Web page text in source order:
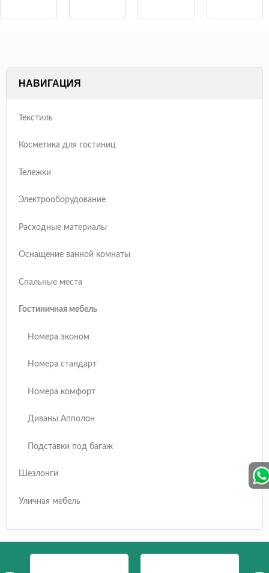
НАВИГАЦИЯ
Текстиль
Косметика для гостиниц
Тележки
Электрооборудование
Расходные материалы
Оснащение ванной комнаты
Спальные места
Гостиничная мебель
Номера эконом
Номера стандарт
Номера комфорт
Диваны Апполон
Подставки под багаж
Шезлонги
Уличная мебель